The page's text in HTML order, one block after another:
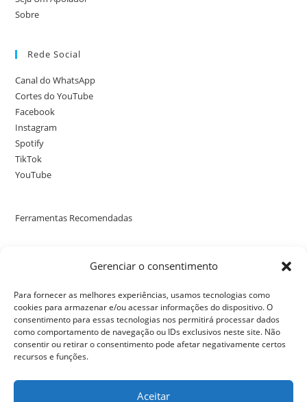
Gerenciar o consentimento
Para fornecer as melhores experiências, usamos tecnologias como
cookies para armazenar e/ou acessar informações do dispositivo. O
consentimento para essas tecnologias nos permitirá processar dados
como comportamento de navegação ou IDs exclusivos neste site. Não
consentir ou retirar o consentimento pode afetar negativamente certos
recursos e funções.
Aceitar
Sobre
Rede Social
Canal do WhatsApp
Cortes do YouTube
Facebook
Instagram
Spotify
TikTok
YouTube
Ferramentas Recomendadas
Poste uma avaliação no nosso perfil no Google